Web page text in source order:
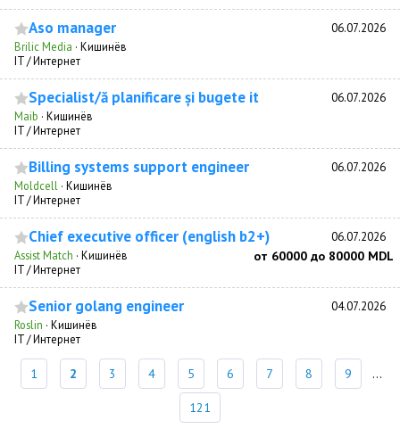
Aso manager 06.07.2026
Brilic Media · Кишинёв
IT / Интернет
Specialist/ă planificare și bugete it 06.07.2026
Maib · Кишинёв
IT / Интернет
Billing systems support engineer 06.07.2026
Moldcell · Кишинёв
IT / Интернет
Chief executive officer (english b2+) 06.07.2026
Assist Match · Кишинёв от 60000 до 80000 MDL
IT / Интернет
Senior golang engineer 04.07.2026
Roslin · Кишинёв
IT / Интернет
1 2 3 4 5 6 7 8 9 ...
121